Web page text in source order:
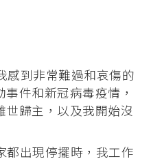
感到非常難過和哀傷的
件和新冠病毒疫情，
歸主，以及我開始沒
都出現停擺時，我工作